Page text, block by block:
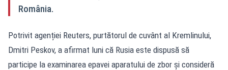
România.
Potrivit agenției Reuters, purtătorul de cuvânt al Kremlinului,
Dmitri Peskov, a afirmat luni că Rusia este dispusă să
participe la examinarea epavei aparatului de zbor și consideră